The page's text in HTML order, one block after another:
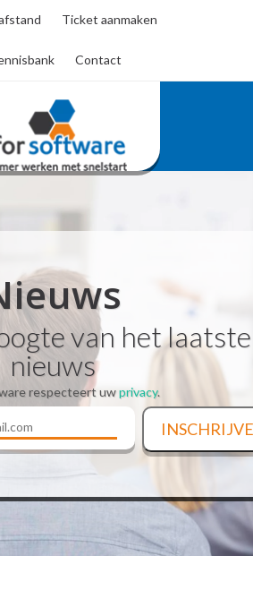
Ticket aanmaken
Contact
van het laatste
nieuws
respecteert uwprivacy.